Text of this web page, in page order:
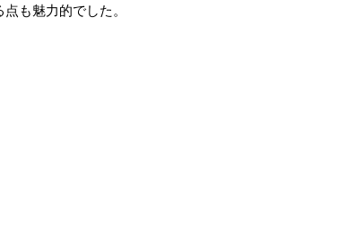
も魅力的でした。